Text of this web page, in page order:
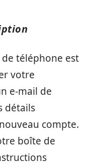
téléphone est
votre
e-mail de
détails
compte.
boîte de